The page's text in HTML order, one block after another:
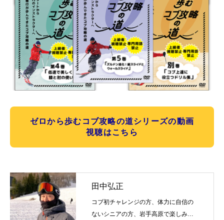
ゼロから歩むコブ攻略の道シリーズの動画
視聴はこちら
田中弘正
コブ初チャレンジの方、体力に自信の
ないシニアの方、岩手高原で楽しみな